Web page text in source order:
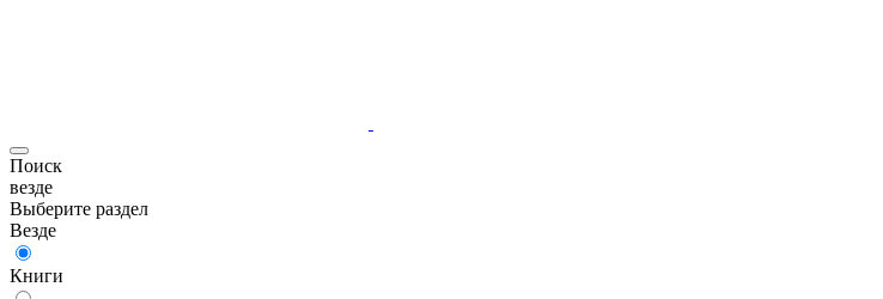
Поиск
везде
Выберите раздел
Везде
Книги